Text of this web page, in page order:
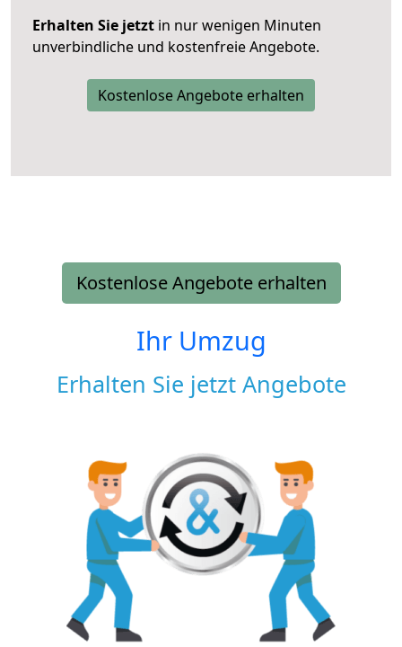
Erhalten Sie jetzt in nur wenigen Minuten
unverbindliche und kostenfreie Angebote.
Kostenlose Angebote erhalten
Kostenlose Angebote erhalten
Ihr Umzug
Erhalten Sie jetzt Angebote